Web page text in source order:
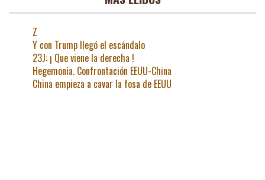
Z
Y con Trump llegó el escándalo
23J: ¡ Que viene la derecha !
Hegemonía. Confrontación EEUU-China
China empieza a cavar la fosa de EEUU